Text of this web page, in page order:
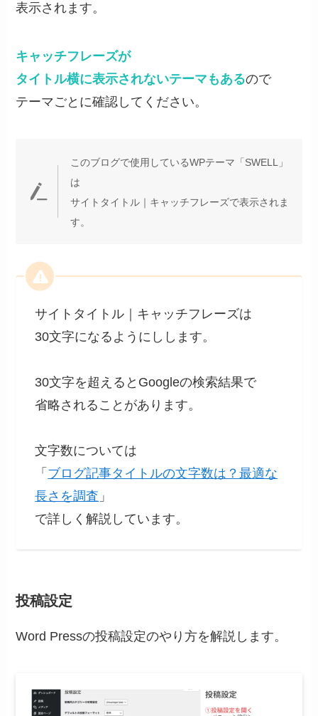
表示されます。
キャッチフレーズが
タイトル横に表示されないテーマもあるので
テーマごとに確認してください。
このブログで使用しているWPテーマ「SWELL」
は
サイトタイトル｜キャッチフレーズで表示されま
す。
サイトタイトル｜キャッチフレーズは
30文字になるようにしします。
30文字を超えるとGoogleの検索結果で
省略されることがあります。
文字数については
「 ブログ記事タイトルの文字数は？最適な
長さを調査 」
で詳しく解説しています。
投稿設定
Word Pressの投稿設定のやり方を解説します。